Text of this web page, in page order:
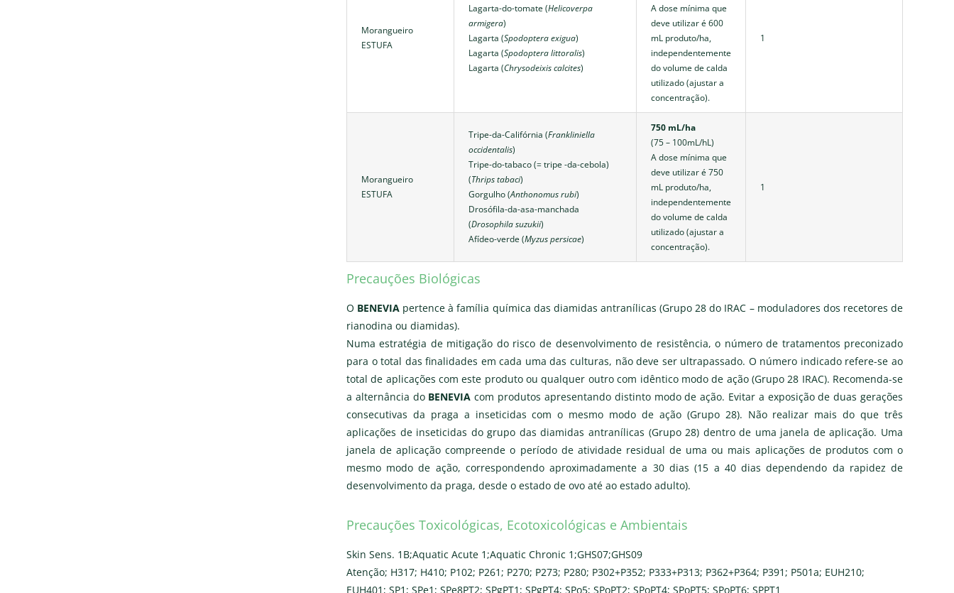
Morangueiro
ESTUFA
Lagarta-do-tomate (Helicoverpa
armigera)
Lagarta (Spodoptera exigua)
Lagarta (Spodoptera littoralis)
Lagarta (Chrysodeixis calcites)
A dose mínima que
deve utilizar é 600
mL produto/ha,
independentemente
do volume de calda
utilizado (ajustar a
concentração).
1
Morangueiro
ESTUFA
Tripe-da-Califórnia (Frankliniella
occidentalis)
Tripe-do-tabaco (= tripe -da-cebola)
(Thrips tabaci)
Gorgulho (Anthonomus rubi)
Drosófila-da-asa-manchada
(Drosophila suzukii)
Afídeo-verde (Myzus persicae)
750 mL/ha
(75 – 100mL/hL)
A dose mínima que
deve utilizar é 750
mL produto/ha,
independentemente
do volume de calda
utilizado (ajustar a
concentração).
1
Precauções Biológicas
O BENEVIA pertence à família química das diamidas antranílicas (Grupo 28 do IRAC – moduladores dos recetores de
rianodina ou diamidas).
Numa estratégia de mitigação do risco de desenvolvimento de resistência, o número de tratamentos preconizado
para o total das finalidades em cada uma das culturas, não deve ser ultrapassado. O número indicado refere-se ao
total de aplicações com este produto ou qualquer outro com idêntico modo de ação (Grupo 28 IRAC). Recomenda-se
a alternância do BENEVIA com produtos apresentando distinto modo de ação. Evitar a exposição de duas gerações
consecutivas da praga a inseticidas com o mesmo modo de ação (Grupo 28). Não realizar mais do que três
aplicações de inseticidas do grupo das diamidas antranílicas (Grupo 28) dentro de uma janela de aplicação. Uma
janela de aplicação compreende o período de atividade residual de uma ou mais aplicações de produtos com o
mesmo modo de ação, correspondendo aproximadamente a 30 dias (15 a 40 dias dependendo da rapidez de
desenvolvimento da praga, desde o estado de ovo até ao estado adulto).
Precauções Toxicológicas, Ecotoxicológicas e Ambientais
Skin Sens. 1B;Aquatic Acute 1;Aquatic Chronic 1;GHS07;GHS09
Atenção; H317; H410; P102; P261; P270; P273; P280; P302+P352; P333+P313; P362+P364; P391; P501a; EUH210;
EUH401; SP1; SPe1; SPe8PT2; SPgPT1; SPgPT4; SPo5; SPoPT2; SPoPT4; SPoPT5; SPoPT6; SPPT1